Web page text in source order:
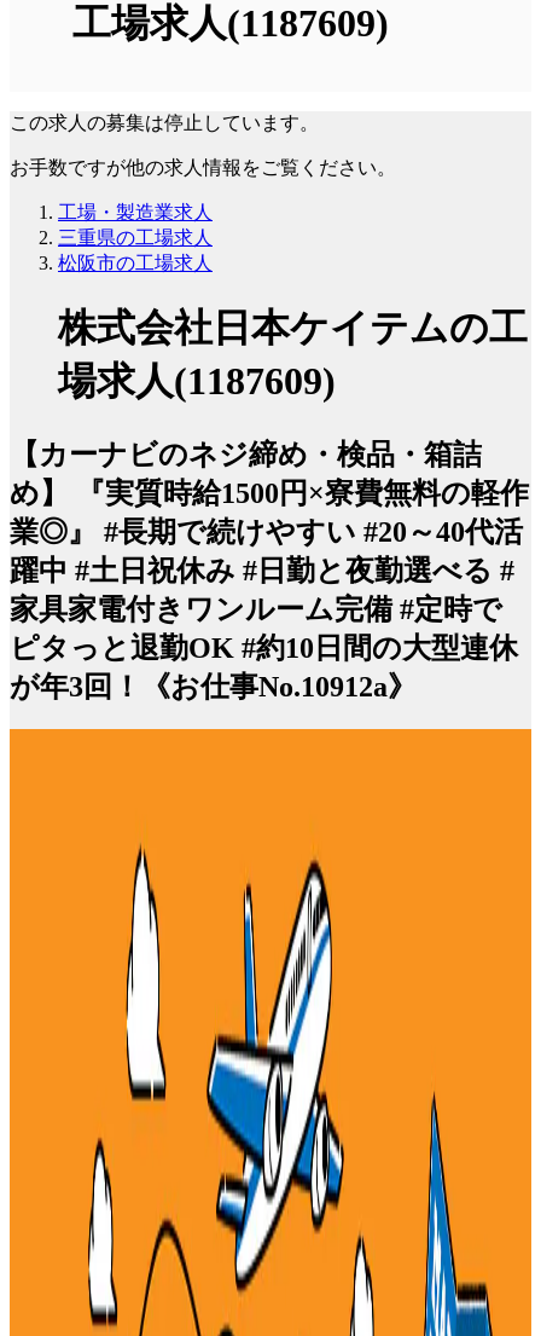
工場求人(1187609)
この求人の募集は停止しています。
お手数ですが他の求人情報をご覧ください。
工場・製造業求人
三重県の工場求人
松阪市の工場求人
株式会社日本ケイテムの工
場求人(1187609)
【カーナビのネジ締め・検品・箱詰
め】 『実質時給1500円×寮費無料の軽作
業◎』 #長期で続けやすい #20～40代活
躍中 #土日祝休み #日勤と夜勤選べる #
家具家電付きワンルーム完備 #定時で
ピタっと退勤OK #約10日間の大型連休
が年3回！《お仕事No.10912a》